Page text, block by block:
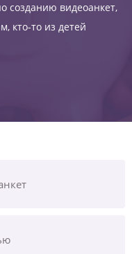
созданию видеоанкет,
кто-то из детей